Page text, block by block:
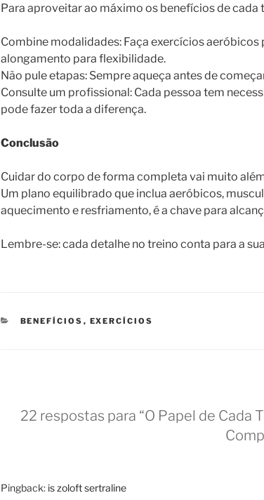
Para aproveitar ao máximo os benefícios de cada
Combine modalidades: Faça exercícios
alongamento para flexibilidade.
Não pule etapas: Sempre aqueça antes de
Consulte um profissional: Cada pessoa tem
pode fazer toda a diferença.
Conclusão
Cuidar do corpo de forma completa vai muito
Um plano equilibrado que inclua aeróbicos,
aquecimento e resfriamento, é a chave para
Lembre-se: cada detalhe no treino conta para a
CATEGORIAS
BENEFÍCIOS , EXERCÍCIOS
22 respostas para “O Papel de Cada
Pingback: is zoloft sertraline